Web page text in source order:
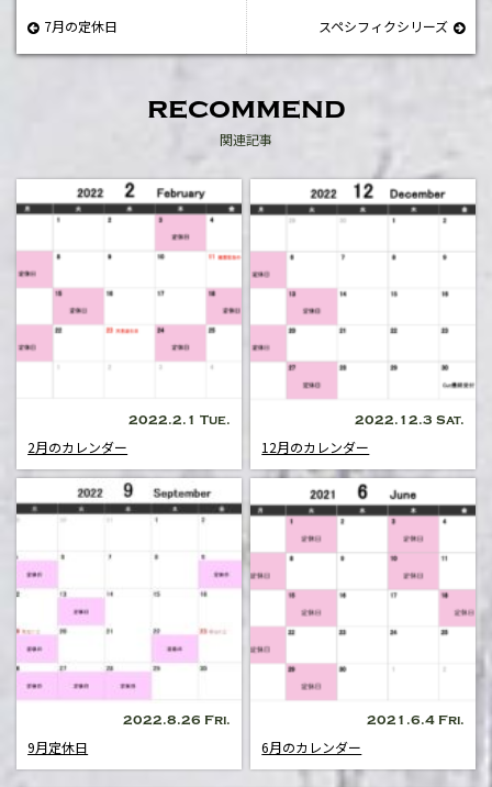
7月の定休日 スペシフィクシリーズ
recommend
関連記事
2022.2.1 Tue.
2月のカレンダー
2022.12.3 Sat.
12月のカレンダー
2022.8.26 Fri.
9月定休日
2021.6.4 Fri.
6月のカレンダー